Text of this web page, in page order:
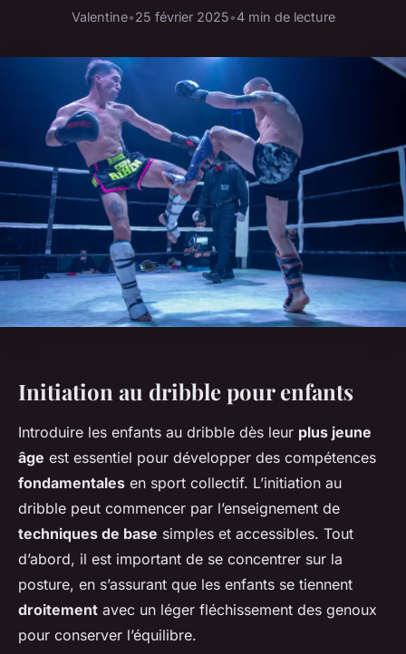
Valentine•25 février 2025•4 min de lecture
Initiation au dribble pour enfants
Introduire les enfants au dribble dès leur plus jeune
âge est essentiel pour développer des compétences
fondamentales en sport collectif. L’initiation au
dribble peut commencer par l’enseignement de
techniques de base simples et accessibles. Tout
d’abord, il est important de se concentrer sur la
posture, en s’assurant que les enfants se tiennent
droitement avec un léger fléchissement des genoux
pour conserver l’équilibre.